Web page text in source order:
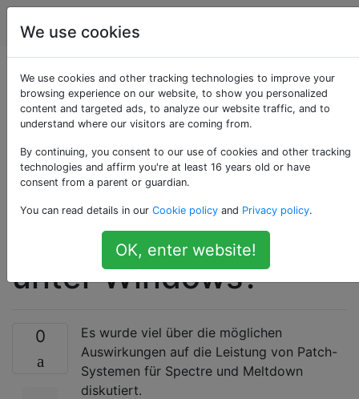
Computerbenutzer
Effektive Methode
zum Testen der
Leistung von
Spectre- und
Meltdown-Patches
unter Windows?
0
Es wurde viel über die möglichen
Auswirkungen auf die Leistung von Patch-
Systemen für Spectre und Meltdown
diskutiert.
We use cookies
We use cookies and other tracking technologies to improve your
browsing experience on our website, to show you personalized
content and targeted ads, to analyze our website traffic, and to
understand where our visitors are coming from.
By continuing, you consent to our use of cookies and other tracking
technologies and affirm you're at least 16 years old or have
consent from a parent or guardian.
You can read details in our Cookie policy and Privacy policy.
OK, enter website!